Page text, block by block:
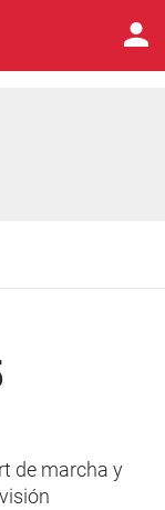
de marcha y